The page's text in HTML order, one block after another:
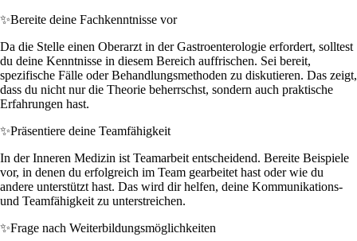
✨Bereite deine Fachkenntnisse vor
Da die Stelle einen Oberarzt in der Gastroenterologie erfordert, solltest
du deine Kenntnisse in diesem Bereich auffrischen. Sei bereit,
spezifische Fälle oder Behandlungsmethoden zu diskutieren. Das zeigt,
dass du nicht nur die Theorie beherrschst, sondern auch praktische
Erfahrungen hast.
✨Präsentiere deine Teamfähigkeit
In der Inneren Medizin ist Teamarbeit entscheidend. Bereite Beispiele
vor, in denen du erfolgreich im Team gearbeitet hast oder wie du
andere unterstützt hast. Das wird dir helfen, deine Kommunikations-
und Teamfähigkeit zu unterstreichen.
✨Frage nach Weiterbildungsmöglichkeiten